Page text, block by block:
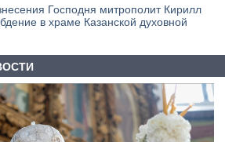
Господня митрополит Кирилл
в храме Казанской духовной